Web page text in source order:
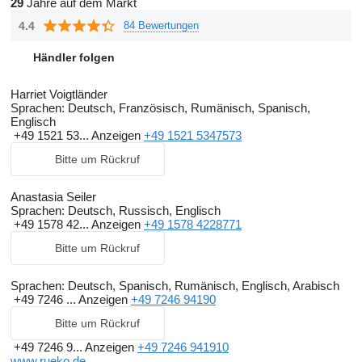
ermöglicht.
Asphaltbaumaschinen wie Fertiger, Beschicker und Walzen für
Mit unserer Flotte an Asphaltbeschickern sind wir der führende
Beschicker-Dienstleister in Deutschland und bieten mit unserem
zertifizierten Bedienpersonal ein Höchstmaß an Zuverlässigkeit
und Qualität.
Premiumherstellern jeweils die am besten geeignete Maschine
für unsere Kunden aus.
Viele unserer Spezialmaschinen sind auch mit Fahrer mietbar.
Eine Arbeitnehmerüberlassung nach den §§ 1 und 2 des AÜG ist
selbstverständlich vorhanden.
Mit unserem gut ausgebildeten Werkstattteam führen wir
Fehlerdiagnosen, Reparaturen und Kundendienste durch. Neben
29 Jahre auf dem Markt
4.4 84 Bewertungen
Händler folgen
Harriet Voigtländer
Sprachen: Deutsch, Französisch, Rumänisch, Spanisch,
Englisch
+49 1521 53... Anzeigen +49 1521 5347573
Bitte um Rückruf
Anastasia Seiler
Sprachen: Deutsch, Russisch, Englisch
+49 1578 42... Anzeigen +49 1578 4228771
Bitte um Rückruf
Sprachen: Deutsch, Spanisch, Rumänisch, Englisch, Arabisch
+49 7246 ... Anzeigen +49 7246 94190
Bitte um Rückruf
+49 7246 9... Anzeigen +49 7246 941910